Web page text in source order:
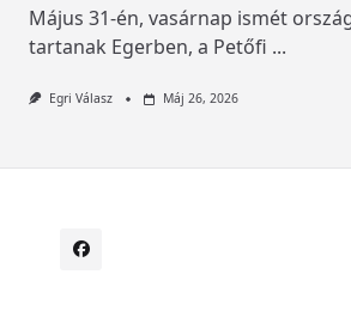
Május 31-én, vasárnap ismét
tartanak Egerben, a Petőfi ...
Egri Válasz Máj 26, 2026